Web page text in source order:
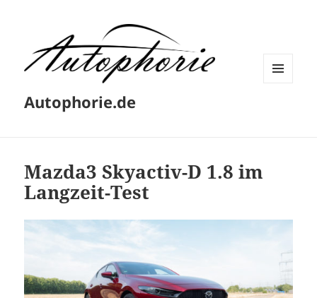
Autophorie.de
Mazda3 Skyactiv-D 1.8 im
Langzeit-Test